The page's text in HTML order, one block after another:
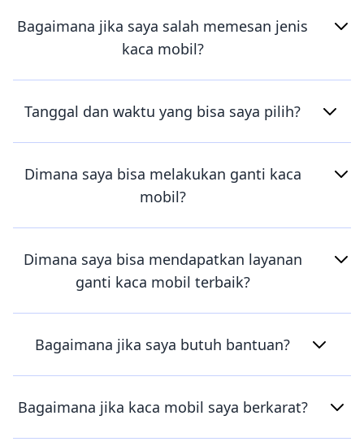
Bagaimana jika saya salah memesan jenis
kaca mobil?
Tanggal dan waktu yang bisa saya pilih?
Dimana saya bisa melakukan ganti kaca
mobil?
Dimana saya bisa mendapatkan layanan
ganti kaca mobil terbaik?
Bagaimana jika saya butuh bantuan?
Bagaimana jika kaca mobil saya berkarat?